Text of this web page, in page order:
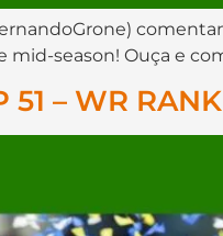
season! Ouça e
51 – WR